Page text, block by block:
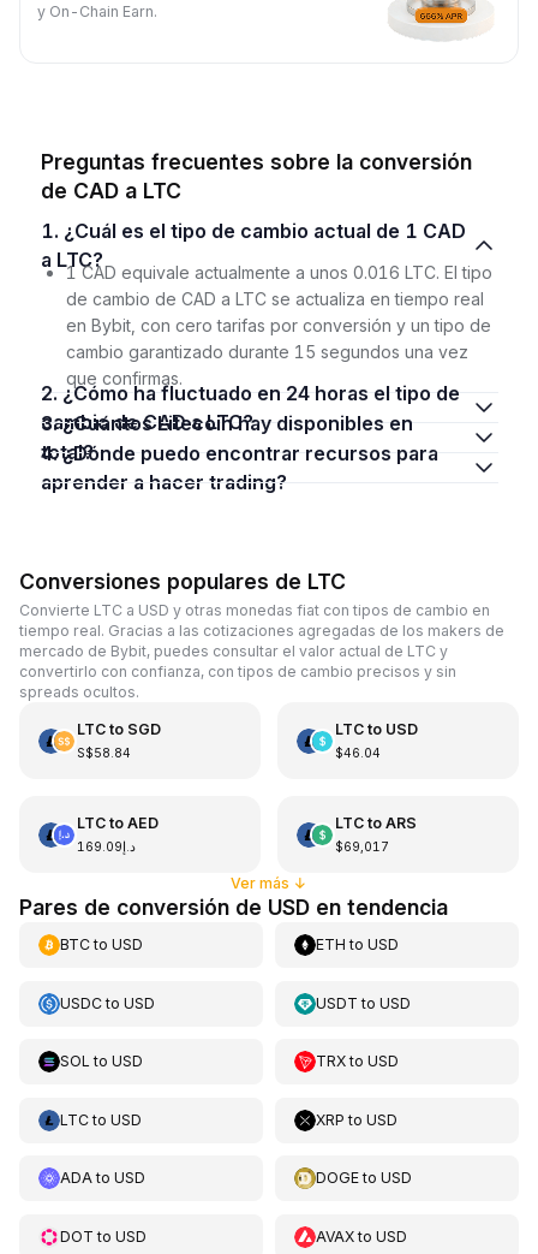
y On-Chain Earn.
Preguntas frecuentes sobre la conversión
de CAD a LTC
1. ¿Cuál es el tipo de cambio actual de 1 CAD
a LTC?
1 CAD equivale actualmente a unos 0.016 LTC. El tipo
de cambio de CAD a LTC se actualiza en tiempo real
en Bybit, con cero tarifas por conversión y un tipo de
cambio garantizado durante 15 segundos una vez
que confirmas.
2. ¿Cómo ha fluctuado en 24 horas el tipo de
cambio de CAD a LTC?
3. ¿Cuántos Litecoin hay disponibles en
total?
4. ¿Dónde puedo encontrar recursos para
aprender a hacer trading?
Conversiones populares de LTC
Convierte LTC a USD y otras monedas fiat con tipos de cambio en
tiempo real. Gracias a las cotizaciones agregadas de los makers de
mercado de Bybit, puedes consultar el valor actual de LTC y
convertirlo con confianza, con tipos de cambio precisos y sin
spreads ocultos.
LTCto SGD
S$58.84
LTCto USD
$46.04
LTCto AED
د.إ169.09
LTCto ARS
$69,017
Ver más ↓
Pares de conversión de USD en tendencia
BTCto USD ETH toUSD
USDCto USD USDT toUSD
SOL to USD TRXtoUSD
LTCto USD XRP toUSD
ADAto USD DOGEtoUSD
DOT to USD AVAXtoUSD